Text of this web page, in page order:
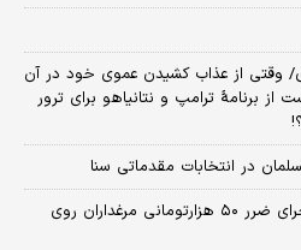
وقتی از عذاب کشیدن عموی خود در آن
از برنامهٔ ترامپ و نتانیاهو برای ترور
در انتخابات مقدماتی سنا
قیمت واقعی مرغ اعلام شد/ ماجرای ضرر ۵۰ هزارتومانی مرغداران روی